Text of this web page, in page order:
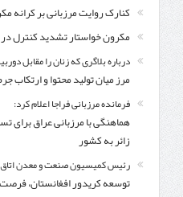
کنارک روایت مرزبانی بر کرانه
مکرون خواستار تشدید کنترل‌
درباره بلاگری که زنان را مقابل
مرز میان تولید محتوا و ارتکاب
فرمانده مرزبانی فراجا اعلام کرد:
هماهنگی با مرزبانی عراق برای
زائر به کشور
رئیس کمیسیون صنعت و معدن اتاق
توسعه کریدور افغانستان،